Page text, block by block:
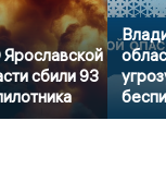
сбили 93